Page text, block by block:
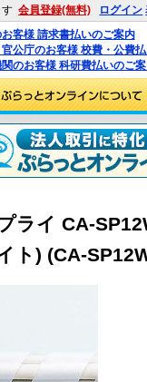
会員登録(無料) ログイン
客様 請求書払いのご案内
公庁のお客様 校費・公費
のお客様 科研費払いのご
ライ CA-
ト) (CA-